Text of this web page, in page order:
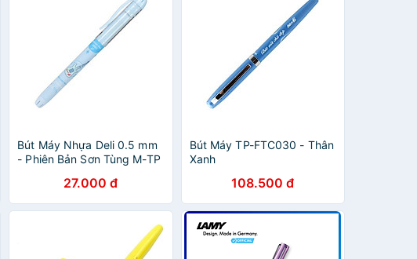
Bút Máy Nhựa Deli 0.5 mm
- Phiên Bản Sơn Tùng M-TP
Xanh Dương27.000 đ
Bút Máy TP-FTC030 - Thân
Xanh
108.500 đ